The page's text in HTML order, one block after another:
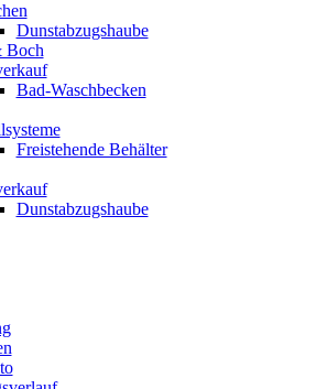
Dunstabzugshaube
Boch
Bad-Waschbecken
Freistehende Behälter
Dunstabzugshaube